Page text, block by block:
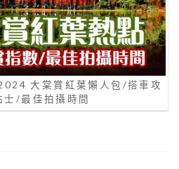
大棠賞紅葉懶人包/搭車攻
士/最佳拍攝時間